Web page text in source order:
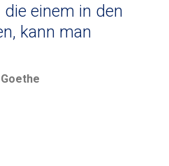
einem in den
kann man